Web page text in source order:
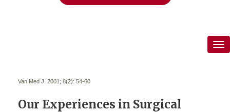
Van Med J. 2001; 8(2): 54-60
Our Experiences in Surgical